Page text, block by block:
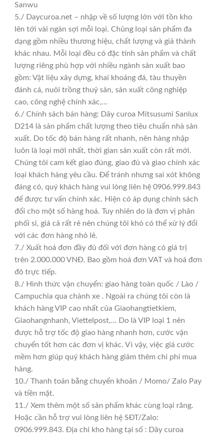
Sanwu
5./ Daycuroa.net – nhập về số lượng lớn với tồn kho
lên tới vài ngàn sợi mỗi loại. Chủng loại sản phẩm đa
dạng gồm nhiều thương hiệu, chất lượng và giá thành
khác nhau. Mỗi loại đều có đặc tính sản phẩm và chất
lượng riêng phù hợp với nhiều ngành sản xuất bao
gồm: Vật liệu xây dựng, khai khoáng đá, tàu thuyền
đánh cá, nuôi trồng thuỷ sản, sản xuất công nghiệp
cao, công nghệ chính xác,…
6./ Chính sách bán hàng: Dây curoa Mitsusumi Sanlux
D214 là sản phẩm chất lượng theo tiêu chuẩn nhà sản
xuất. Do tốc độ bán hàng rất nhanh, nên hàng nhập
luôn là loại mới nhất, thời gian sản xuất còn rất mới.
Chúng tôi cam kết giao đúng, giao đủ và giao chính xác
loại khách hàng yêu cầu. Để tránh nhưng sai xót không
đáng có, quý khách hàng vui lòng liên hệ 0906.999.843
để được tư vấn chính xác. Hiện có áp dụng chính sách
đổi cho một số hàng hoá. Tuy nhiên do là đơn vị phân
phối sỉ, giá cả rất rẻ nên chúng tôi khó có thể xử lý đổi
với các đơn hàng nhỏ lẻ.
7./ Xuất hoá đơn đầy đủ đối với đơn hàng có giá trị
trên 2.000.000 VNĐ. Bao gồm hoá đơn VAT và hoá đơn
đỏ trực tiếp.
8./ Hình thức vận chuyển: giao hàng toàn quốc / Lào /
Campuchia qua chành xe . Ngoài ra chúng tôi còn là
khách hàng VIP cao nhất của Giaohangtietkiem,
Giaohangnhanh, Viettelpost,… Do là VIP loại 1 nên
được hỗ trợ tốc độ giao hàng nhanh hơn, cước vận
chuyển tốt hơn các đơn vị khác. Vì vậy, việc giá cước
mềm hơn giúp quý khách hàng giảm thêm chi phí mua
hàng.
10./ Thanh toán bằng chuyển khoản / Momo/ Zalo Pay
và tiền mặt.
11./ Xem thêm một số sản phẩm khác cùng loại răng.
Hoặc cần hỗ trợ vui lòng liên hệ SĐT/Zalo:
0906.999.843. Địa chỉ kho hàng tại số : Dây curoa